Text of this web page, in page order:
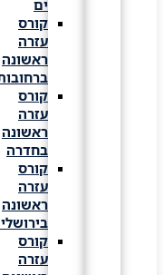
קורס
עזרה
ראשונה
ברחובות
קורס
עזרה
ראשונה
בחדרה
קורס
עזרה
ראשונה
בירושלים
קורס
עזרה